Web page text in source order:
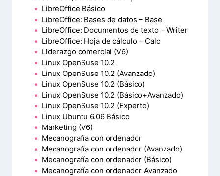
LibreOffice Básico
LibreOffice: Bases de datos – Base
LibreOffice: Documentos de texto – Writer
LibreOffice: Hoja de cálculo – Calc
Liderazgo comercial (V6)
Linux OpenSuse 10.2
Linux OpenSuse 10.2 (Avanzado)
Linux OpenSuse 10.2 (Básico)
Linux OpenSuse 10.2 (Básico+Avanzado)
Linux OpenSuse 10.2 (Experto)
Linux Ubuntu 6.06 Básico
Marketing (V6)
Mecanografía con ordenador
Mecanografía con ordenador (Avanzado)
Mecanografía con ordenador (Básico)
Mecanografía con ordenador Avanzado